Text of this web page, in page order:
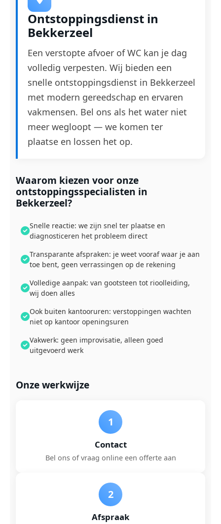
Ontstoppingsdienst in
Bekkerzeel
Een verstopte afvoer of WC kan je dag
volledig verpesten. Wij bieden een
snelle ontstoppingsdienst in Bekkerzeel
met modern gereedschap en ervaren
vakmensen. Bel ons als het water niet
meer wegloopt — we komen ter
plaatse en lossen het op.
Waarom kiezen voor onze
ontstoppingsspecialisten in
Bekkerzeel?
Snelle reactie: we zijn snel ter plaatse en
diagnosticeren het probleem direct
Transparante afspraken: je weet vooraf waar je aan
toe bent, geen verrassingen op de rekening
Volledige aanpak: van gootsteen tot rioolleiding,
wij doen alles
Ook buiten kantooruren: verstoppingen wachten
niet op kantoor openingsuren
Vakwerk: geen improvisatie, alleen goed
uitgevoerd werk
Onze werkwijze
1
Contact
Bel ons of vraag online een offerte aan
2
Afspraak